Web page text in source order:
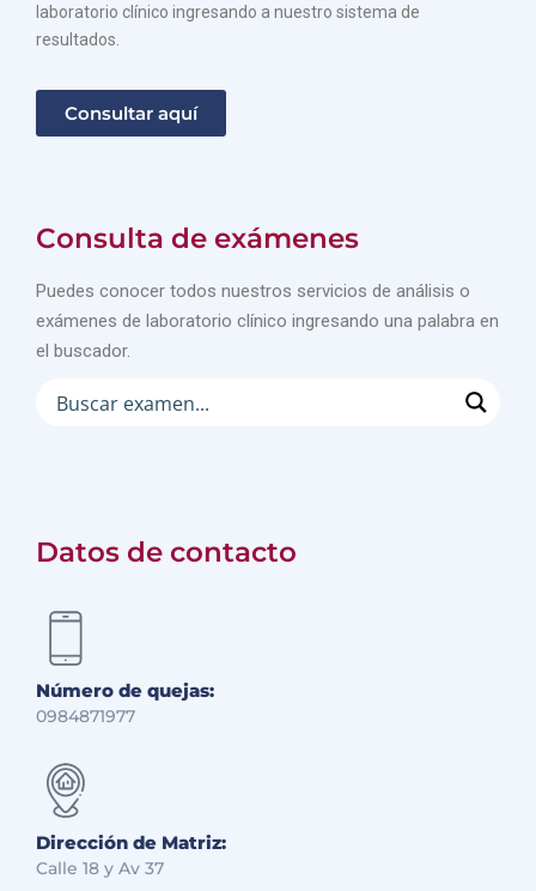
laboratorio clínico ingresando a nuestro sistema de
resultados.
Consultar aquí
Consulta de exámenes
Puedes conocer todos nuestros servicios de análisis o
exámenes de laboratorio clínico ingresando una palabra en
el buscador.
Datos de contacto
Número de quejas:
0984871977
Dirección de Matriz:
Calle 18 y Av 37